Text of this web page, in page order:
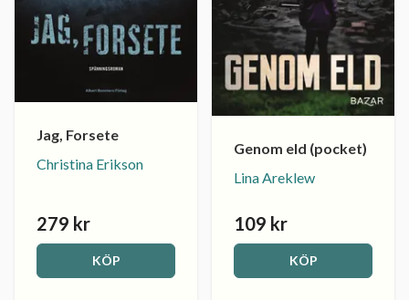
Jag, Forsete
Christina Erikson
279 kr
KÖP
Genom eld (pocket)
Lina Areklew
109 kr
KÖP